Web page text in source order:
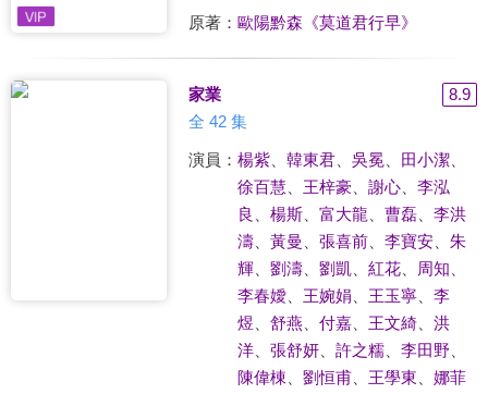
原著： 歐陽黔森《莫道君行早》
家業
8.9
全 42 集
演員： 楊紫、 韓東君、 吳冕 田小潔、
徐百慧、 王梓豪 謝心、 李泓
良
楊斯、 富大龍 曹磊、 李洪
濤、 黃曼 張喜前、 李寶安、 朱
輝、 劉濤、 劉凱 紅花、 周知
李春嬡、 王婉娟 王玉寧、 李
煜
舒燕 付嘉、 王文綺、 洪
洋、 張舒妍、 許之糯、 李田野、
陳偉棟
劉恒甫、 王學東
娜菲